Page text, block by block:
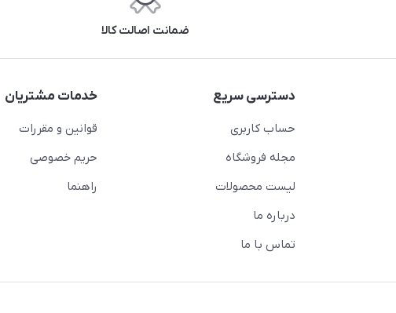
ضمانت اصالت کالا
دسترسی سریع
حساب کاربری
مجله فروشگاه
لیست محصولات
درباره ما
تماس با ما
خدمات مشتریان
قوانین و مقررات
حریم خصوصی
راهنما